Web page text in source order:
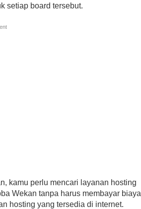
setiap board tersebut.
kamu perlu mencari layanan hosting
Wekan tanpa harus membayar biaya
hosting yang tersedia di internet.